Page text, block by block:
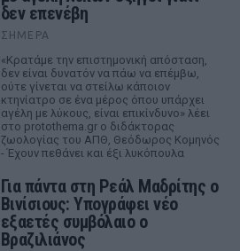
δεν επενέβη
ΣΉΜΕΡΑ
«Κρατάμε την επιστημονική απόσταση,
δεν είναι δυνατόν να πάω να επέμβω,
ούτε γίνεται να στείλω κάποιον
κτηνίατρο σε ένα μέρος όπου υπάρχει
αγέλη με λύκους, είναι επικίνδυνο» λέει
στο protothema.gr ο διδάκτορας
ζωολογίας του ΑΠΘ, Θεόδωρος Κομηνός
- Έχουν πεθάνει και έξι λυκόπουλα
Για πάντα στη Ρεάλ Μαδρίτης ο
Βινίσιους: Υπογράφει νέο
εξαετές συμβόλαιο ο
Βραζιλιάνος